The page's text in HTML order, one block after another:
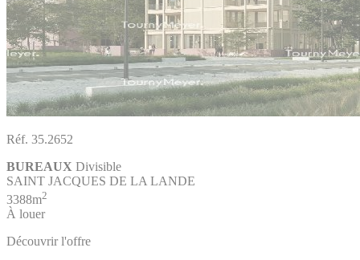
Réf. 35.2652
BUREAUX Divisible
SAINT JACQUES DE LA LANDE
3388m2
À louer
Découvrir l'offre